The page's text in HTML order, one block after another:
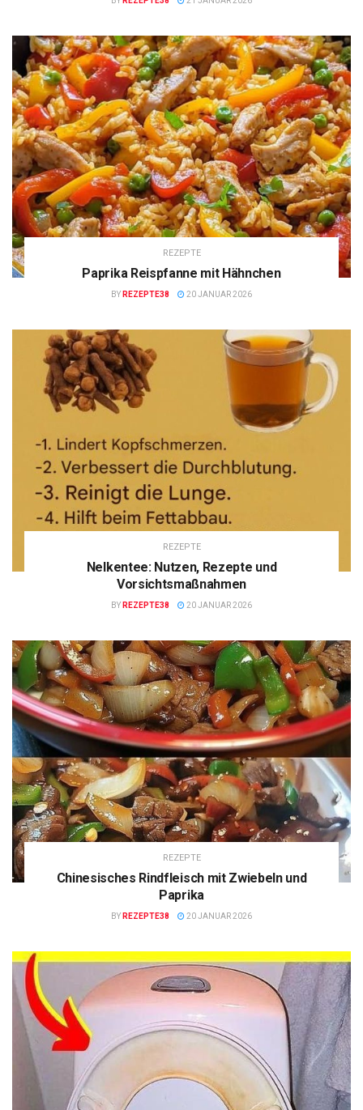
REZEPTE
Paprika Reispfanne mit Hähnchen
BY REZEPTE38 20 JANUAR 2026
REZEPTE
Nelkentee: Nutzen, Rezepte und
Vorsichtsmaßnahmen
BY REZEPTE38 20 JANUAR 2026
REZEPTE
Chinesisches Rindfleisch mit Zwiebeln und
Paprika
BY REZEPTE38 20 JANUAR 2026